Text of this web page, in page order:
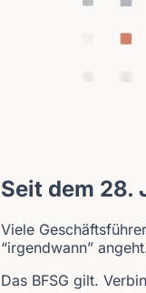
Seit dem 28.
Viele
“irgendwann”
Das BFSG gilt.